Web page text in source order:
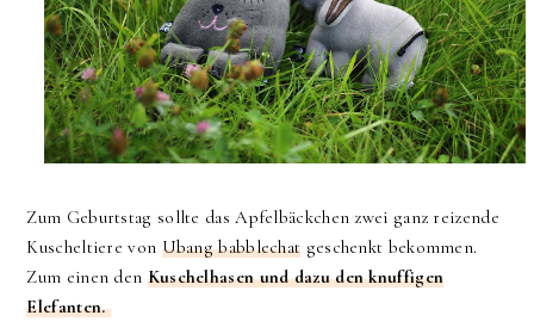
Zum Geburtstag sollte das Apfelbäckchen zwei ganz reizende
Kuscheltiere von Ubang babblechat geschenkt bekommen.
Zum einen den Kuschelhasen und dazu den knuffigen
Elefanten.